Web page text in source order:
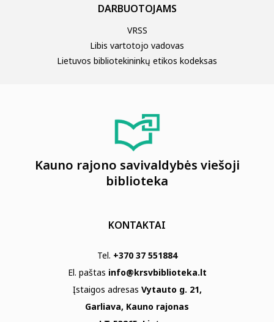
DARBUOTOJAMS
VRSS
Libis vartotojo vadovas
Lietuvos bibliotekininkų etikos kodeksas
Kauno rajono savivaldybės viešoji
biblioteka
KONTAKTAI
Tel. +370 37 551884
El. paštas info@krsvbiblioteka.lt
Įstaigos adresas Vytauto g. 21,
Garliava, Kauno rajonas